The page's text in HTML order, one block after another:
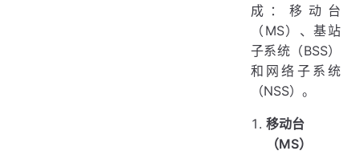
成：移动台
（MS）、基站
子系统（BSS）
和网络子系统
（NSS）。
移动台
（MS）